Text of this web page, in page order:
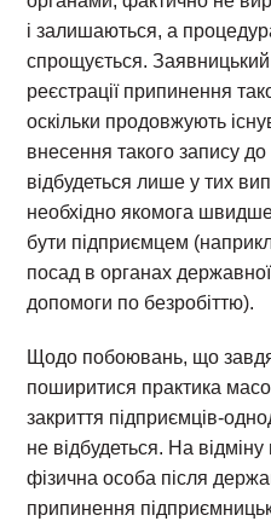
і залишаються, а
спрощується.
реєстрації припинення
оскільки продовжують
внесення такого запису
відбудеться лише у тих
необхідно якомога
бути підприємцем
посад в органах
допомоги по безробіттю).
Щодо побоювань, що
поширитися практика
закриття підприємців-
не відбудеться. На
фізична особа після
припинення